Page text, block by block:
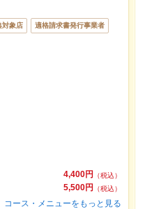
対象店 適格請求書発行事業者
4,400円
（税込）
5,500円
（税込）
コース・メニューをもっと見る